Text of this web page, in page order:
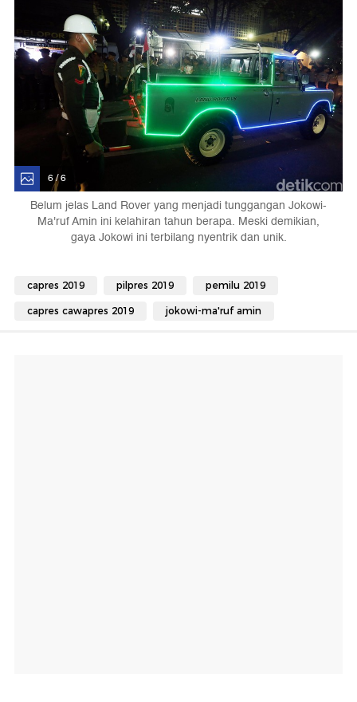
6 / 6
Belum jelas Land Rover yang menjadi tunggangan Jokowi-
Ma'ruf Amin ini kelahiran tahun berapa. Meski demikian,
gaya Jokowi ini terbilang nyentrik dan unik.
capres 2019 pilpres 2019 pemilu 2019
capres cawapres 2019 jokowi-ma'ruf amin